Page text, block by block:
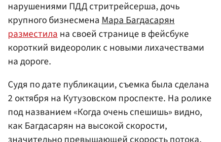
нарушениями ПДД стритрейсерша, дочь
крупного бизнесменаМара Багдасарян
разместилана своей странице в фейсбуке
короткий видеоролик с новыми лихачествами
на дороге.
Судя по дате публикации, съемка была сделана
2 октября на Кутузовском проспекте. На ролике
под названием «Когда очень спешишь» видно,
как Багдасарян на высокой скорости,